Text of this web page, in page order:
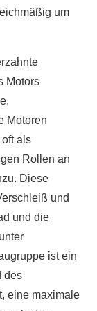
um
Motors
Motoren
als
Rollen an
Diese
und
und die
ist ein
des
eine maximale